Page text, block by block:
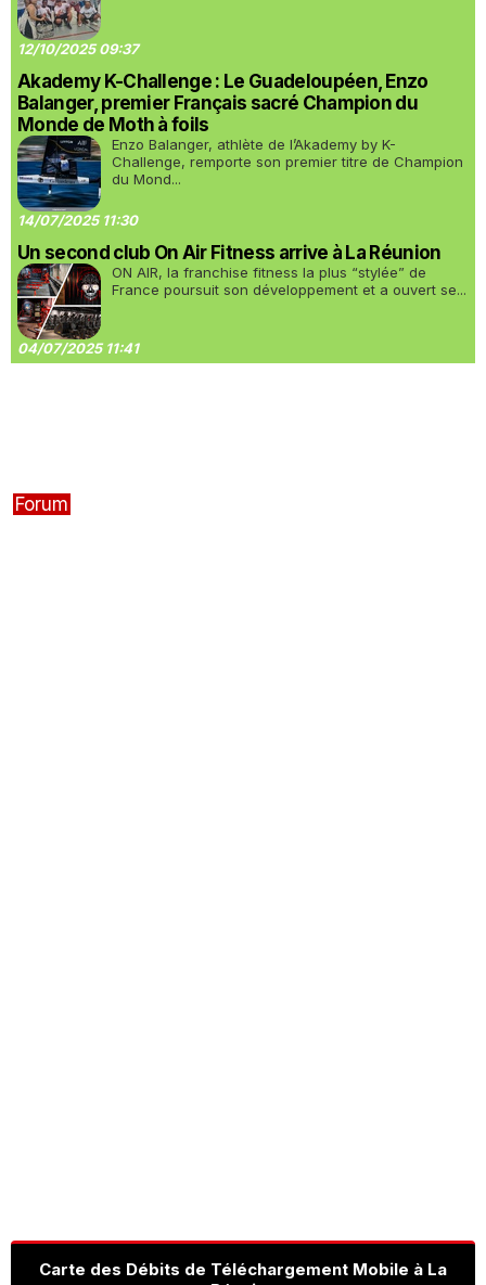
12/10/2025 09:37
Akademy K-Challenge : Le Guadeloupéen, Enzo
Balanger, premier Français sacré Champion du
Monde de Moth à foils
Enzo Balanger, athlète de l’Akademy by K-
Challenge, remporte son premier titre de Champion
du Mond...
14/07/2025 11:30
Un second club On Air Fitness arrive à La Réunion
ON AIR, la franchise fitness la plus “stylée” de
France poursuit son développement et a ouvert se...
04/07/2025 11:41
Forum
Carte des Débits de Téléchargement Mobile à La